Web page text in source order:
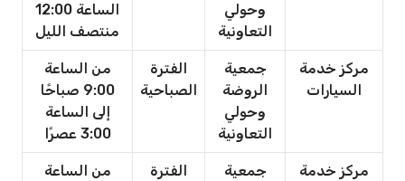
وحولي
التعاونية
الساعة 12:00
منتصف الليل
مركز خدمة
السيارات
جمعية
الروضة
وحولي
التعاونية
الفترة
الصباحية
من الساعة
9:00 صباحًا
إلى الساعة
3:00 عصرًا
مركز خدمة
جمعية
الفترة
من الساعة